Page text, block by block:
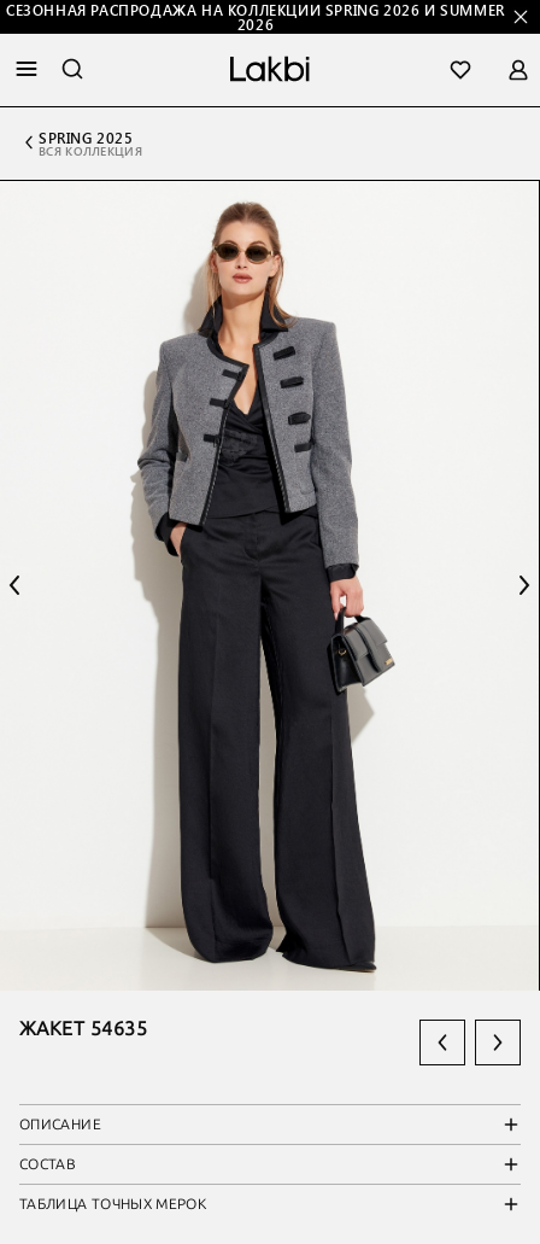
СЕЗОННАЯ РАСПРОДАЖА НА КОЛЛЕКЦИИ SPRING 2026 И SUMMER
2026
SPRING 2025
ВСЯ КОЛЛЕКЦИЯ
ЖАКЕТ 54635
ОПИСАНИЕ
СОСТАВ
ТАБЛИЦА ТОЧНЫХ МЕРОК